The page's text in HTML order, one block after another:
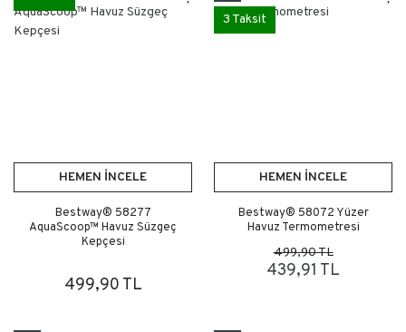
HEMEN İNCELE
Bestway® 58277
AquaScoop™ Havuz Süzgeç
Kepçesi
499,90 TL
3 Taksit
HEMEN İNCELE
Bestway® 58072 Yüzer
Havuz Termometresi
499,90 TL
439,91 TL